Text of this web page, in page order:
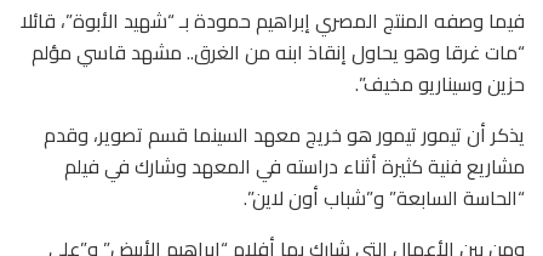
فيما وصفه المنتج المصري إبراهيم حمودة بـ “شهيد الأبوة”، قائلا
“مات غرقا وهو يحاول إنقاذ ابنه من الغرق.. مشهد قاسي مؤلم
حزين وسيناريو مخيف”.
يذكر أن تيمور تيمور هو خريج معهد السينما قسم تصوير، وقدم
مشاريع فنية كثيرة أثناء دراسته في المعهد وشارك في فيلم
“الحاسة السابعة” و”شباب أون لاين”.
ومن بين الأعمال التي شارك بها أفلام “إبراهيم الأبيض” و”على